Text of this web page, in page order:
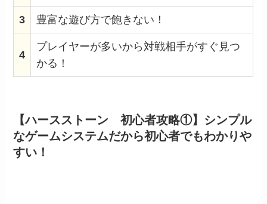
3 豊富な遊び方で飽きない！
4
プレイヤーが多いから対戦相手がすぐ見つ
かる！
【ハースストーン 初心者攻略①】シンプル
なゲームシステムだから初心者でもわかりや
すい！